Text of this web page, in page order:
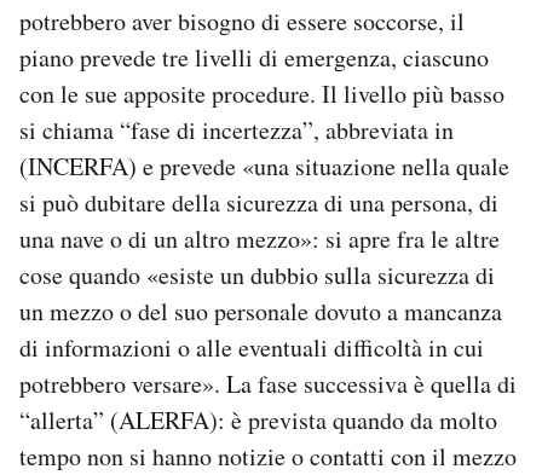
potrebbero aver bisogno di essere soccorse, il
piano prevede tre livelli di emergenza, ciascuno
con le sue apposite procedure. Il livello più basso
si chiama “fase di incertezza”, abbreviata in
(INCERFA) e prevede «una situazione nella quale
si può dubitare della sicurezza di una persona, di
una nave o di un altro mezzo»: si apre fra le altre
cose quando «esiste un dubbio sulla sicurezza di
un mezzo o del suo personale dovuto a mancanza
di informazioni o alle eventuali difficoltà in cui
potrebbero versare». La fase successiva è quella di
“allerta” (ALERFA): è prevista quando da molto
tempo non si hanno notizie o contatti con il mezzo